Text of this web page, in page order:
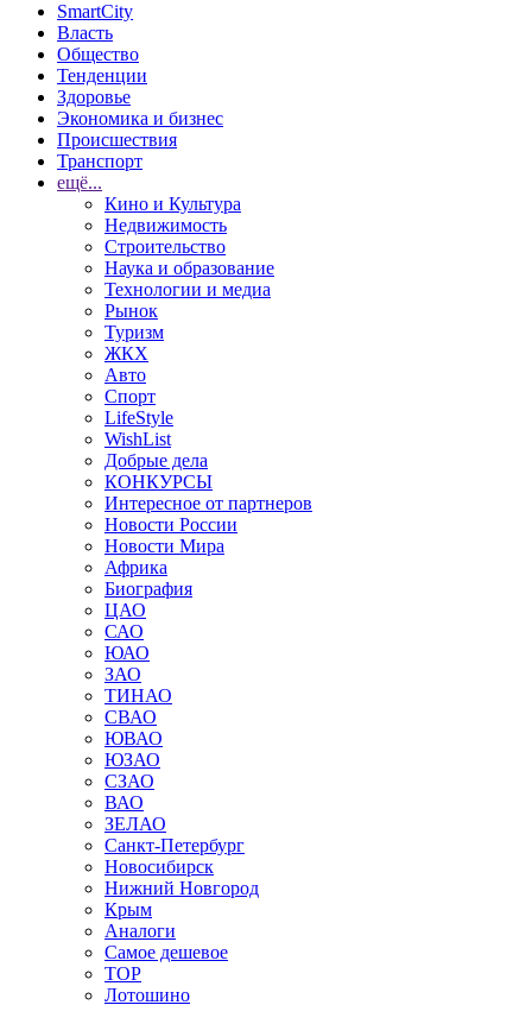
SmartCity
Власть
Общество
Тенденции
Здоровье
Экономика и бизнес
Происшествия
Транспорт
ещё...
Кино и Культура
Недвижимость
Строительство
Наука и образование
Технологии и медиа
Рынок
Туризм
ЖКХ
Авто
Спорт
LifeStyle
WishList
Добрые дела
КОНКУРСЫ
Интересное от партнеров
Новости России
Новости Мира
Африка
Биография
ЦАО
САО
ЮАО
ЗАО
ТИНАО
СВАО
ЮВАО
ЮЗАО
СЗАО
ВАО
ЗЕЛАО
Санкт-Петербург
Новосибирск
Нижний Новгород
Крым
Аналоги
Самое дешевое
TOP
Лотошино